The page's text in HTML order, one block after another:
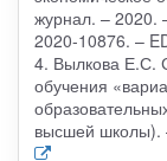
журнал. – 2020.
2020-10876. –
4. Вылкова Е.С.
обучения
высшей школы).